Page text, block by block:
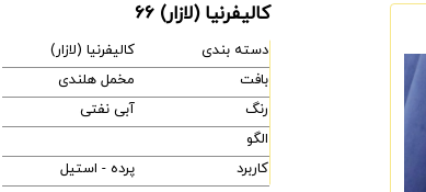
کالیفرنیا (لازار) 66
دسته بندی
کالیفرنیا (لازار)
بافت
مخمل هلندی
رنگ
آبی نفتی
الگو
کاربرد
پرده - استیل